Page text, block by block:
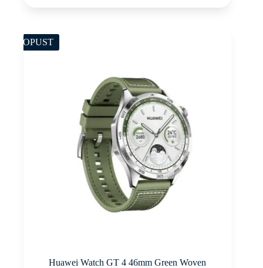
POPUST
Huawei Watch GT 4 46mm Green Woven